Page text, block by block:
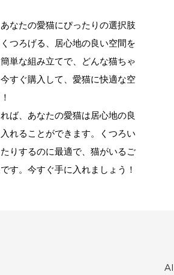
なたの愛猫にぴったりの選択肢
つろげる、居心地の良い空間を
単な組み立てで、どんな猫ちゃ
すぐ購入して、愛猫に快適な空
ば、あなたの愛猫は居心地の良
れることができます。くつろい
りするのに最適で、猫がいるご
す。今すぐ手に入れましょう！